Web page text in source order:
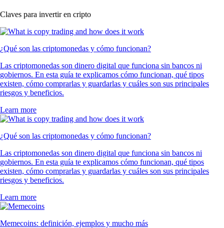
Claves para invertir en cripto
¿Qué son las criptomonedas y cómo funcionan?
Las criptomonedas son dinero digital que funciona sin bancos ni
gobiernos. En esta guía te explicamos cómo funcionan, qué tipos
existen, cómo comprarlas y guardarlas y cuáles son sus principales
riesgos y beneficios.
Learn more
¿Qué son las criptomonedas y cómo funcionan?
Las criptomonedas son dinero digital que funciona sin bancos ni
gobiernos. En esta guía te explicamos cómo funcionan, qué tipos
existen, cómo comprarlas y guardarlas y cuáles son sus principales
riesgos y beneficios.
Learn more
Memecoins: definición, ejemplos y mucho más